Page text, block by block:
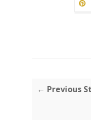
← Previous